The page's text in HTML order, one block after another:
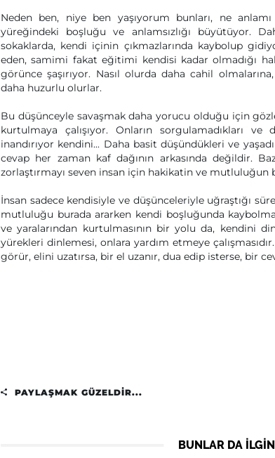
Neden ben, niye ben yaşıyorum bunları, ne
yüreğindeki boşluğu ve anlamsızlığı büyütüyor.
sokaklarda, kendi içinin çıkmazlarında kaybolup
eden, samimi fakat eğitimi kendisi kadar olmadığı
görünce şaşırıyor. Nasıl olurda daha cahil
daha huzurlu olurlar.
Bu düşünceyle savaşmak daha yorucu olduğu için
kurtulmaya çalışıyor. Onların sorgulamadıkları
inandırıyor kendini... Daha basit düşündükleri ve
cevap her zaman kaf dağının arkasında değildir.
zorlaştırmayı seven insan için hakikatin ve mutluluğun
İnsan sadece kendisiyle ve düşünceleriyle uğraştığı
mutluluğu burada ararken kendi boşluğunda
ve yaralarından kurtulmasının bir yolu da, kendini
yürekleri dinlemesi, onlara yardım etmeye
görür, elini uzatırsa, bir el uzanır, dua edip isterse, bir
PAYLAŞMAK GÜZELDIR...
BUNLAR DA